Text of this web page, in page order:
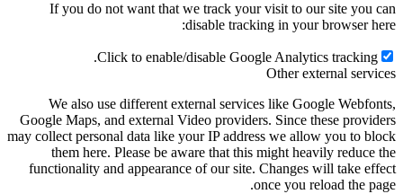
If you do not want that we track your visit to our site you can
disable tracking in your browser here:
Click to enable/disable Google Analytics tracking.
Other external services
We also use different external services like Google Webfonts,
Google Maps, and external Video providers. Since these providers
may collect personal data like your IP address we allow you to block
them here. Please be aware that this might heavily reduce the
functionality and appearance of our site. Changes will take effect
once you reload the page.